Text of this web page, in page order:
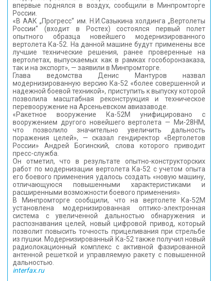
КОНТАКТЫ
впервые поднялся в воздух, сообщили в Минпромторге
России.
«В ААК „Прогресс“ им. Н.И.Сазыкина холдинга „Вертолеты
России“ (входит в Ростех) состоялся первый полет
опытного образца новейшего модернизированного
вертолета Ка-52. На данной машине будут применены все
лучшие технические решения, ранее проверенные на
вертолетах, выпускаемых как в рамках гособоронзаказа,
так и на экспорт», — заявили в Минпромторге.
Глава ведомства Денис Мантуров назвал
модернизированную версию Ка-52 «более совершенной и
надежной боевой техникой», приступить к выпуску которой
позволила масштабная реконструкция и техническое
перевооружение на Арсеньевском авиазаводе.
«Ракетное вооружение Ка-52М унифицировано с
вооружением другого новейшего вертолета — Ми-28НМ,
что позволило значительно увеличить дальность
поражения целей», — сказал гендиректор «Вертолетов
России» Андрей Богинский, слова которого приводит
пресс-служба.
Он отметил, что в результате опытно-конструкторских
работ по модернизации вертолета Ка-52 с учетом опыта
его боевого применения удалось создать «новую машину,
отличающуюся повышенными характеристиками и
расширенными возможности боевого применения».
В Минпромторге сообщили, что на вертолете Ка-52М
установлена модернизированная оптико-электронная
система с увеличенной дальностью обнаружения и
распознавания целей, новый цифровой привод, который
позволит повысить точность прицеливания при стрельбе
из пушки. Модернизированный Ка-52 также получил новый
радиолокационный комплекс с активной фазированной
антенной решеткой и управляемую ракету с повышенной
дальностью.
interfax.ru